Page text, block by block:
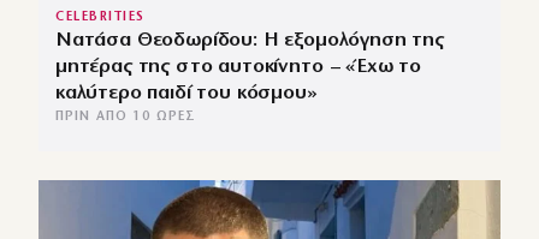
CELEBRITIES
Νατάσα Θεοδωρίδου: Η εξομολόγηση της
μητέρας της στο αυτοκίνητο – «Έχω το
καλύτερο παιδί του κόσμου»
ΠΡΙΝ ΑΠΌ 10 ΏΡΕΣ